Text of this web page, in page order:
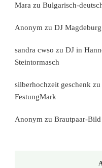
Mara zu Bulgarisch-
Anonym zu DJ
sandra cwso zu DJ in
Steintormasch
silberhochzeit geschenk zu
FestungMark
Anonym zu Brautpaar-